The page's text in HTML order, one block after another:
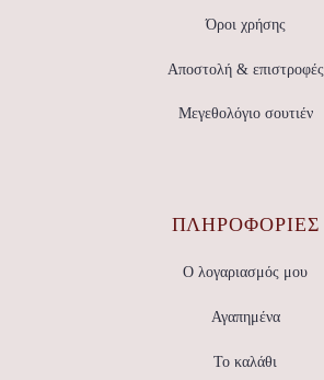
Όροι χρήσης
Αποστολή & επιστροφές
Μεγεθολόγιο σουτιέν
ΠΛΗΡΟΦΟΡΙΕΣ
Ο λογαριασμός μου
Αγαπημένα
Το καλάθι